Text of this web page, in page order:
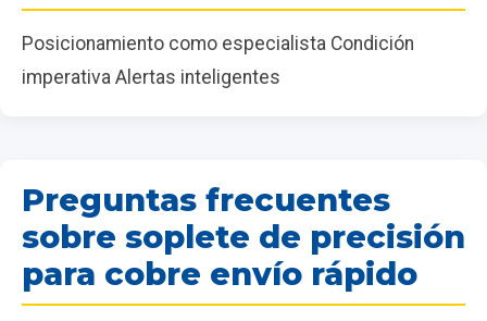
Posicionamiento como especialista Condición
imperativa Alertas inteligentes
Preguntas frecuentes
sobre soplete de precisión
para cobre envío rápido